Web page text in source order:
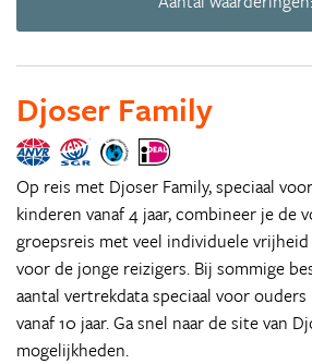
Djoser Family
Op reis met Djoser Family, speciaal
kinderen vanaf 4 jaar, combineer je de
groepsreis met veel individuele
voor de jonge reizigers. Bij sommige
aantal vertrekdata speciaal voor
vanaf 10 jaar. Ga snel naar de site van
mogelijkheden.